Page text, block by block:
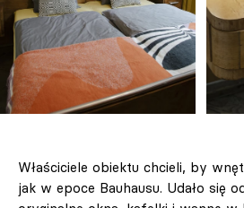
Właściciele obiektu chcieli, by
jak w epoce Bauhausu. Udało się